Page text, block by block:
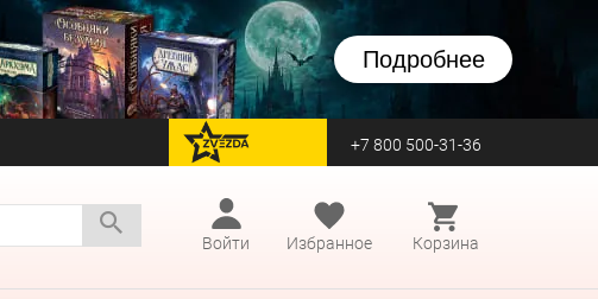
Подробнее
перейти на Zvezda +7 800 500-31-36
Войти
Избранное Корзина